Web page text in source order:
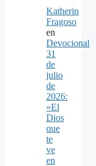
Katherin
Fragoso
en
Devocional
31
de
julio
de
2026:
«El
Dios
que
te
ve
en